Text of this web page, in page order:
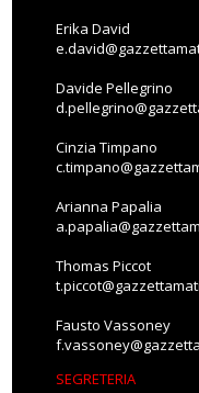
Erika David
Davide Pellegrino
Cinzia Timpano
Arianna Papalia
Thomas Piccot
Fausto Vassoney
SEGRETERIA